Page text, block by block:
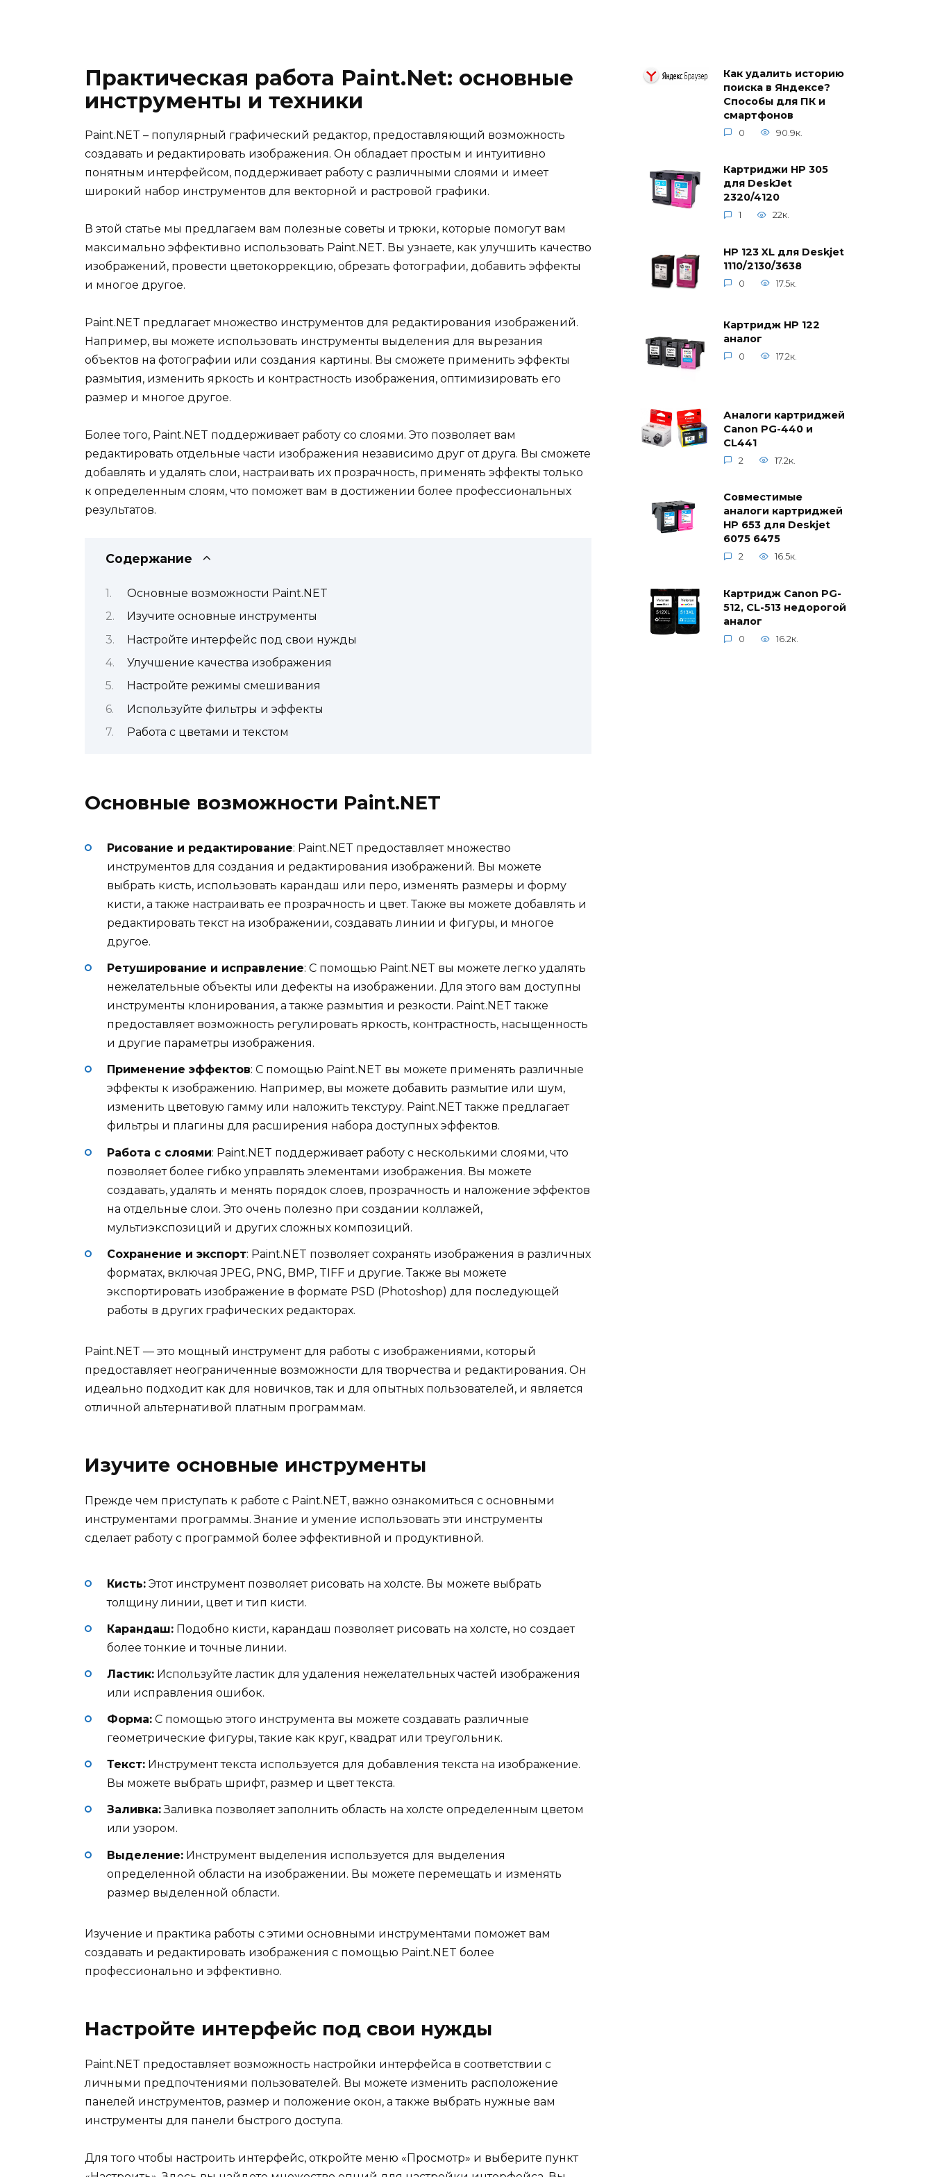
Практическая работа Paint.Net: основные
инструменты и техники
Paint.NET – популярный графический редактор, предоставляющий возможность
создавать и редактировать изображения. Он обладает простым и интуитивно
понятным интерфейсом, поддерживает работу с различными слоями и имеет
широкий набор инструментов для векторной и растровой графики.
В этой статье мы предлагаем вам полезные советы и трюки, которые помогут вам
максимально эффективно использовать Paint.NET. Вы узнаете, как улучшить качество
изображений, провести цветокоррекцию, обрезать фотографии, добавить эффекты
и многое другое.
Paint.NET предлагает множество инструментов для редактирования изображений.
Например, вы можете использовать инструменты выделения для вырезания
объектов на фотографии или создания картины. Вы сможете применить эффекты
размытия, изменить яркость и контрастность изображения, оптимизировать его
размер и многое другое.
Более того, Paint.NET поддерживает работу со слоями. Это позволяет вам
редактировать отдельные части изображения независимо друг от друга. Вы сможете
добавлять и удалять слои, настраивать их прозрачность, применять эффекты только
к определенным слоям, что поможет вам в достижении более профессиональных
результатов.
Содержание
Основные возможности Paint.NET
Изучите основные инструменты
Настройте интерфейс под свои нужды
Улучшение качества изображения
Настройте режимы смешивания
Используйте фильтры и эффекты
Работа с цветами и текстом
Основные возможности Paint.NET
Рисование и редактирование: Paint.NET предоставляет множество
инструментов для создания и редактирования изображений. Вы можете
выбрать кисть, использовать карандаш или перо, изменять размеры и форму
кисти, а также настраивать ее прозрачность и цвет. Также вы можете добавлять и
редактировать текст на изображении, создавать линии и фигуры, и многое
другое.
Ретуширование и исправление: С помощью Paint.NET вы можете легко удалять
нежелательные объекты или дефекты на изображении. Для этого вам доступны
инструменты клонирования, а также размытия и резкости. Paint.NET также
предоставляет возможность регулировать яркость, контрастность, насыщенность
и другие параметры изображения.
Применение эффектов: С помощью Paint.NET вы можете применять различные
эффекты к изображению. Например, вы можете добавить размытие или шум,
изменить цветовую гамму или наложить текстуру. Paint.NET также предлагает
фильтры и плагины для расширения набора доступных эффектов.
Работа с слоями: Paint.NET поддерживает работу с несколькими слоями, что
позволяет более гибко управлять элементами изображения. Вы можете
создавать, удалять и менять порядок слоев, прозрачность и наложение эффектов
на отдельные слои. Это очень полезно при создании коллажей,
мультиэкспозиций и других сложных композиций.
Сохранение и экспорт: Paint.NET позволяет сохранять изображения в различных
форматах, включая JPEG, PNG, BMP, TIFF и другие. Также вы можете
экспортировать изображение в формате PSD (Photoshop) для последующей
работы в других графических редакторах.
Paint.NET — это мощный инструмент для работы с изображениями, который
предоставляет неограниченные возможности для творчества и редактирования. Он
идеально подходит как для новичков, так и для опытных пользователей, и является
отличной альтернативой платным программам.
Изучите основные инструменты
Прежде чем приступать к работе с Paint.NET, важно ознакомиться с основными
инструментами программы. Знание и умение использовать эти инструменты
сделает работу с программой более эффективной и продуктивной.
Кисть: Этот инструмент позволяет рисовать на холсте. Вы можете выбрать
толщину линии, цвет и тип кисти.
Карандаш: Подобно кисти, карандаш позволяет рисовать на холсте, но создает
более тонкие и точные линии.
Ластик: Используйте ластик для удаления нежелательных частей изображения
или исправления ошибок.
Форма: С помощью этого инструмента вы можете создавать различные
геометрические фигуры, такие как круг, квадрат или треугольник.
Текст: Инструмент текста используется для добавления текста на изображение.
Вы можете выбрать шрифт, размер и цвет текста.
Заливка:Заливка позволяет заполнить область на холсте определенным цветом
или узором.
Выделение: Инструмент выделения используется для выделения
определенной области на изображении. Вы можете перемещать и изменять
размер выделенной области.
Изучение и практика работы с этими основными инструментами поможет вам
создавать и редактировать изображения с помощью Paint.NET более
профессионально и эффективно.
Настройте интерфейс под свои нужды
Paint.NET предоставляет возможность настройки интерфейса в соответствии с
личными предпочтениями пользователей. Вы можете изменить расположение
панелей инструментов, размер и положение окон, а также выбрать нужные вам
инструменты для панели быстрого доступа.
Для того чтобы настроить интерфейс, откройте меню «Просмотр» и выберите пункт
Как удалить историю
поиска в Яндексе?
Способы для ПК и
смартфонов
0 90.9к.
Картриджи HP 305
для DeskJet
2320/4120
1 22к.
HP 123 XL для Deskjet
1110/2130/3638
0 17.5к.
Картридж HP 122
аналог
0 17.2к.
Аналоги картриджей
Canon PG-440 и
CL441
2 17.2к.
Совместимые
аналоги картриджей
HP 653 для Deskjet
6075 6475
2 16.5к.
Картридж Canon PG-
512, CL-513 недорогой
аналог
0 16.2к.